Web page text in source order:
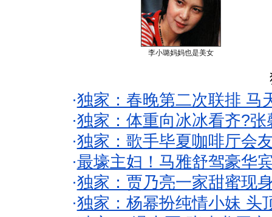
李小璐妈妈也是美女
·独家：春晚第二次联排 马
·独家：体重向冰冰看齐?
·独家：歌手毕夏咖啡厅会
·最壕主妇！马雅舒驾豪华
·独家：贾乃亮一家甜蜜现
·独家：杨幂扮纯情小妹 头